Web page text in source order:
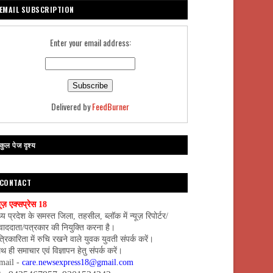
EMAIL SUBSCRIPTION
Enter your email address:
Delivered byFeedBurner
पेज दृश्य
CONTACT
एक्सप्रेस 18
प्रदेश के समस्त जिला, तहसील, ब्लॉक में न्यूज़ रिपोर्टर/
पत्रकार की नियुक्ति करना है।
में रुचि रखने वाले युवक युवती संपर्क करें।
ही समाचार एवं विज्ञापन हेतु संपर्क करें।
- care.newsexpress18@gmail.com